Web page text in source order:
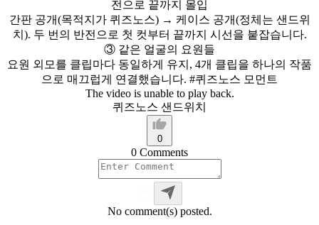
전으로 끝까지
몰입
간판 공개(목적지가 퀴즈노스) → 케이스 공개(정체는 샌드위
치). 두 번의 반전으로 첫 컷부터 끝까지 시선을 붙잡습니다.
③ 같은 얼굴의 요원들
요원 외모를 클립마다 동일하게 유지, 4개 클립을 하나의 작품
으로 매끄럽게 연결했습니다. #퀴즈노스 모먼트
The video is unable to play back.
퀴즈노스 샌드위치
0
0 Comments
No comment(s) posted.